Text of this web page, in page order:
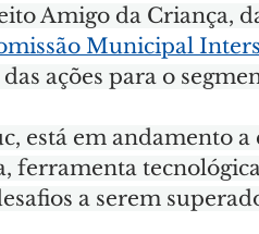
Amigo da Criança,
Municipal
ações para o
está em andamento
ferramenta
a serem